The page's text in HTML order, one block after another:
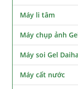
Máy li tâm
Máy chụp ảnh
Máy soi Gel
Máy cất nước